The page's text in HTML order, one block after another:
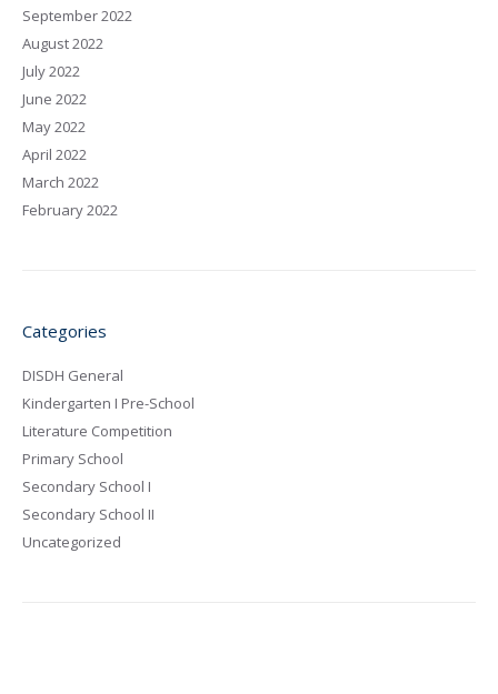
September 2022
August 2022
July 2022
June 2022
May 2022
April 2022
March 2022
February 2022
Categories
DISDH General
Kindergarten I Pre-School
Literature Competition
Primary School
Secondary School I
Secondary School II
Uncategorized